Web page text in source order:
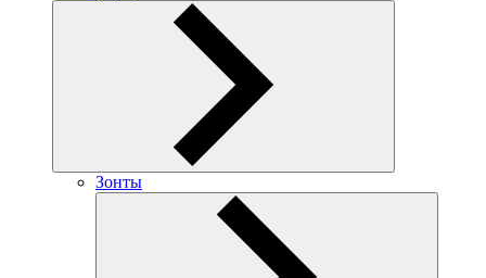
Зонты